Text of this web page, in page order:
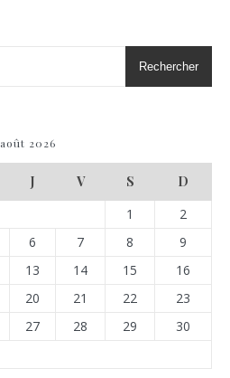
Rechercher
août 2026
J V S
D
1
2
6 7 8
9
13 14 15
16
20 21 22
23
27 28 29
30